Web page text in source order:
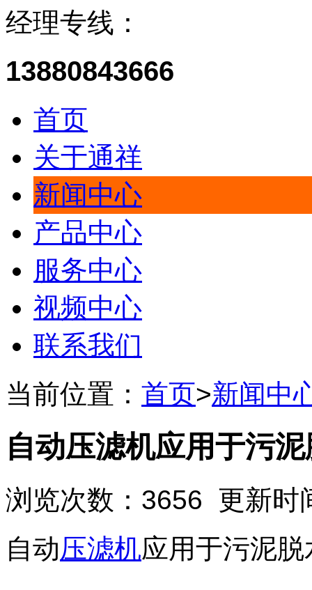
经理专线：
13880843666
首页
关于通祥
新闻中心
产品中心
服务中心
视频中心
联系我们
当前位置： 首页>新闻中
自动压滤机应用于污
浏览次数：3656 更新时
自动压滤机应用于污泥